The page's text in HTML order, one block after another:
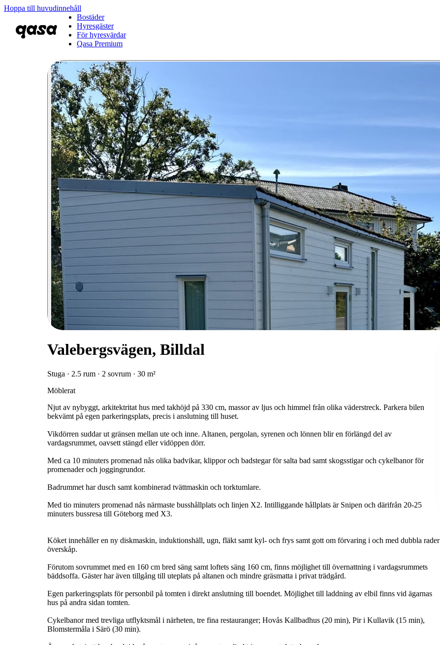
Hoppa till huvudinnehåll
Bostäder
Hyresgäster
För hyresvärdar
Qasa Premium
Valebergsvägen, Billdal
Stuga · 2.5 rum · 2 sovrum · 30 m²
Möblerat
Njut av nybyggt, arkitektritat hus med takhöjd på 330 cm, massor av ljus och himmel från olika väderstreck. Parkera bilen
bekvämt på egen parkeringsplats, precis i anslutning till huset.
Vikdörren suddar ut gränsen mellan ute och inne. Altanen, pergolan, syrenen och lönnen blir en förlängd del av
vardagsrummet, oavsett stängd eller vidöppen dörr.
Med ca 10 minuters promenad nås olika badvikar, klippor och badstegar för salta bad samt skogsstigar och cykelbanor för
promenader och joggingrundor.
Badrummet har dusch samt kombinerad tvättmaskin och torktumlare.
Med tio minuters promenad nås närmaste busshållplats och linjen X2. Intilliggande hållplats är Snipen och därifrån 20-25
minuters bussresa till Göteborg med X3.
Köket innehåller en ny diskmaskin, induktionshäll, ugn, fläkt samt kyl- och frys samt gott om förvaring i och med dubbla rader
överskåp.
Förutom sovrummet med en 160 cm bred säng samt loftets säng 160 cm, finns möjlighet till övernattning i vardagsrummets
bäddsoffa. Gäster har även tillgång till uteplats på altanen och mindre gräsmatta i privat trädgård.
Egen parkeringsplats för personbil på tomten i direkt anslutning till boendet. Möjlighet till laddning av elbil finns vid ägarnas
hus på andra sidan tomten.
Cykelbanor med trevliga utflyktsmål i närheten, tre fina restauranger; Hovås Kallbadhus (20 min), Pir i Kullavik (15 min),
Blomstermåla i Särö (30 min).